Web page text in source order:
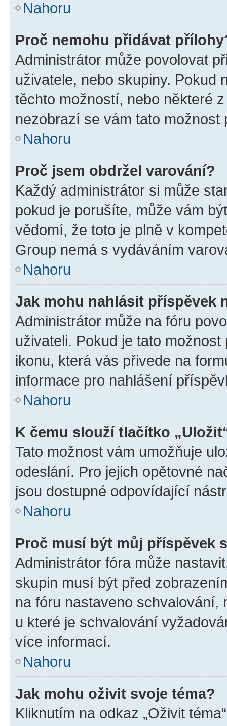
Nahoru
Proč nemohu přidávat
Administrátor může povolovat
uživatele, nebo skupiny. Pokud
těchto možností, nebo některé
nezobrazí se vám tato
Nahoru
Proč jsem obdržel varování?
Každý administrátor si může
pokud je porušíte, může vám
vědomí, že toto je plně v
Group nemá s vydáváním
Nahoru
Jak mohu nahlásit příspěvek
Administrátor může na fóru
uživateli. Pokud je tato
ikonu, která vás přivede na
informace pro nahlášení
Nahoru
K čemu slouží tlačítko
Tato možnost vám umožňuje
odeslání. Pro jejich opětovné
jsou dostupné odpovídající
Nahoru
Proč musí být můj příspěvek
Administrátor fóra může
skupin musí být před
na fóru nastaveno schvalování,
u které je schvalování
více informací.
Nahoru
Jak mohu oživit svoje téma?
Kliknutím na odkaz „Oživit